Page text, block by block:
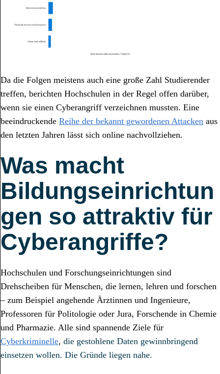
Da die Folgen meistens auch eine große Zahl Studierender
treffen, berichten Hochschulen in der Regel offen darüber,
wenn sie einen Cyberangriff verzeichnen mussten. Eine
beeindruckende Reihe der bekannt gewordenen Attacken aus
den letzten Jahren lässt sich online nachvollziehen.
Was macht
Bildungseinrichtun
gen so attraktiv für
Cyberangriffe?
Hochschulen und Forschungseinrichtungen sind
Drehscheiben für Menschen, die lernen, lehren und forschen
– zum Beispiel angehende Ärztinnen und Ingenieure,
Professoren für Politologie oder Jura, Forschende in Chemie
und Pharmazie. Alle sind spannende Ziele für
Cyberkriminelle, die gestohlene Daten gewinnbringend
einsetzen wollen. Die Gründe liegen nahe.